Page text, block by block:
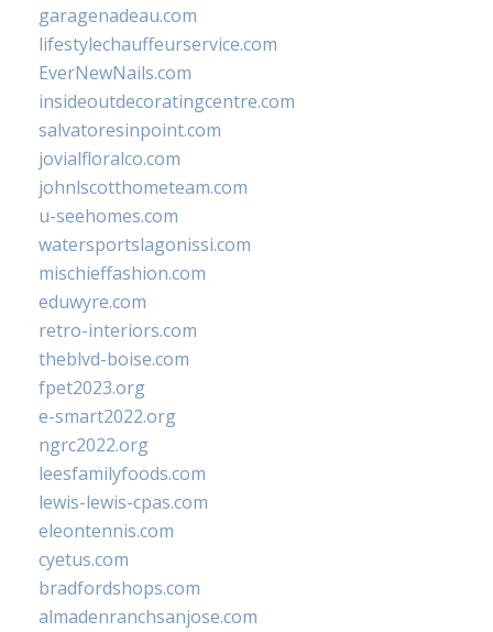
garagenadeau.com
lifestylechauffeurservice.com
EverNewNails.com
insideoutdecoratingcentre.com
salvatoresinpoint.com
jovialfloralco.com
johnlscotthometeam.com
u-seehomes.com
watersportslagonissi.com
mischieffashion.com
eduwyre.com
retro-interiors.com
theblvd-boise.com
fpet2023.org
e-smart2022.org
ngrc2022.org
leesfamilyfoods.com
lewis-lewis-cpas.com
eleontennis.com
cyetus.com
bradfordshops.com
almadenranchsanjose.com